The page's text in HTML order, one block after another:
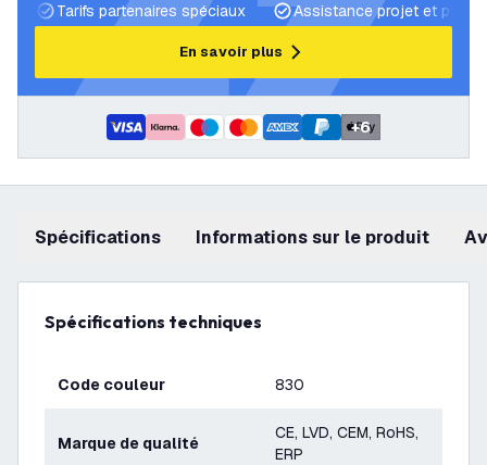
Tarifs partenaires spéciaux
Assistance projet et plans
En savoir plus
+6
Spécifications Informations sur le produit
Spécifications techniques
Code couleur 830
Marque de qualité
CE, LVD, CEM, RoHS,
ERP